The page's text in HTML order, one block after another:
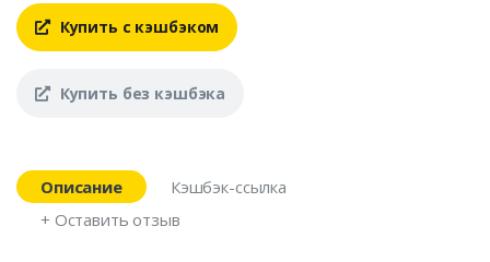
Купить с кэшбэком
Купить без кэшбэка
Описание
Кэшбэк-ссылка
+ Оставить отзыв